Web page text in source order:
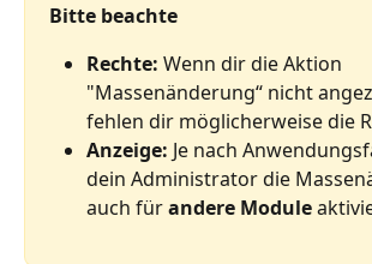
Bitte beachte
Rechte: Wenn dir die Aktion
"Massenänderung“ nicht
fehlen dir möglicherweise die
Anzeige: Je nach
dein Administrator die
auch für andere Module